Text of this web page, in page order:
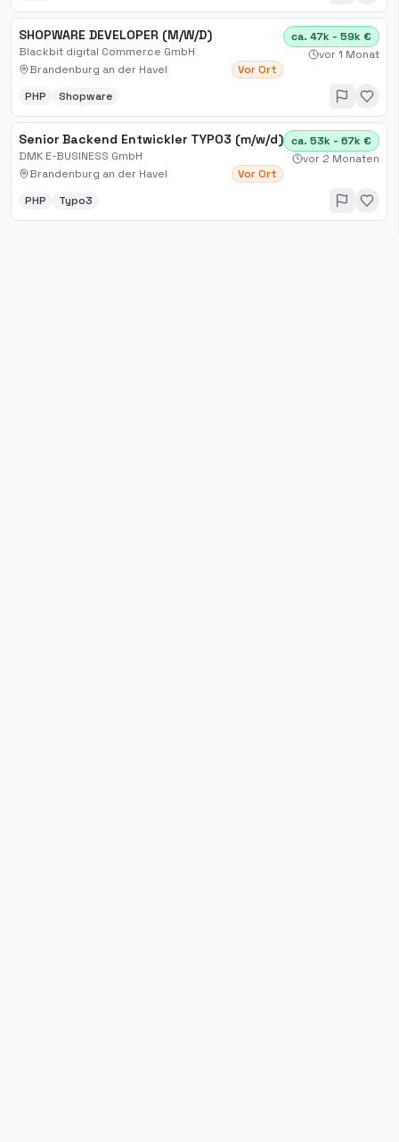
SHOPWARE DEVELOPER (M/W/D)
Blackbit digital Commerce GmbH
Brandenburg an der Havel
Vor Ort
ca. 47k - 59k €
vor 1 Monat
PHP Shopware
Senior Backend Entwickler TYPO3 (m/w/d)
DMK E-BUSINESS GmbH
Brandenburg an der Havel
Vor Ort
ca. 53k - 67k €
vor 2 Monaten
PHP Typo3